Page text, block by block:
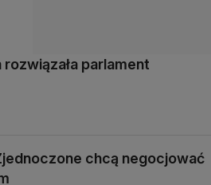
rozwiązała parlament
chcą negocjować